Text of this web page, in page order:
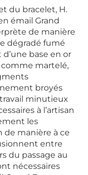
du bracelet, H.
émail Grand
de manière
dégradé fumé
base en or
martelé,
broyés
minutieux
à l’artisan
les
de manière à ce
entre
du passage au
nécessaires